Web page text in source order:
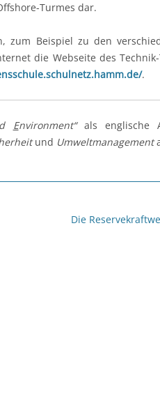
Turmes dar.
zum Beispiel zu den
die Webseite des
.
Environment“als englische
und Umweltmanagement
Die